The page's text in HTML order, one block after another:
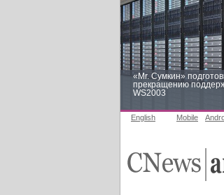
«Mr. Сумкин»
прекращению
WS2003
English Mobile